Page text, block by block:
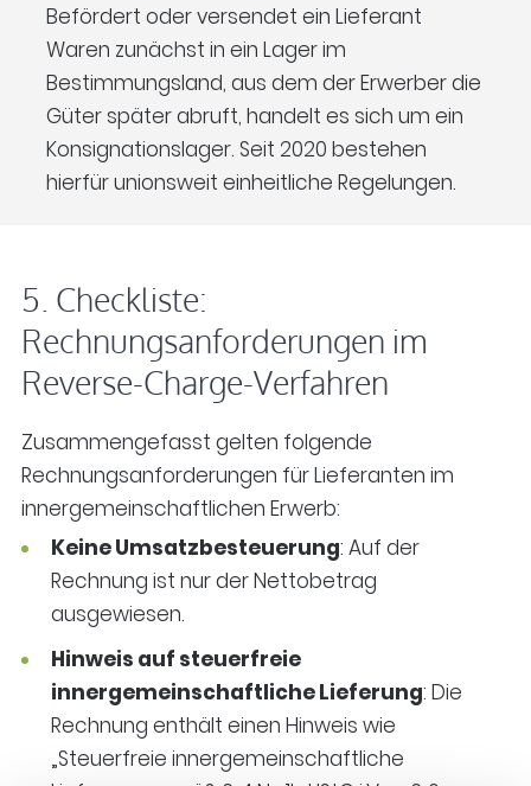
Befördert oder versendet ein Lieferant
Waren zunächst in ein Lager im
Bestimmungsland, aus dem der Erwerber die
Güter später abruft, handelt es sich um ein
Konsignationslager. Seit 2020 bestehen
hierfür unionsweit einheitliche Regelungen.
5. Checkliste:
Rechnungsanforderungen im
Reverse-Charge-Verfahren
Zusammengefasst gelten folgende
Rechnungsanforderungen für Lieferanten im
innergemeinschaftlichen Erwerb:
Keine Umsatzbesteuerung: Auf der
Rechnung ist nur der Nettobetrag
ausgewiesen.
Hinweis auf steuerfreie
innergemeinschaftliche Lieferung: Die
Rechnung enthält einen Hinweis wie
„Steuerfreie innergemeinschaftliche